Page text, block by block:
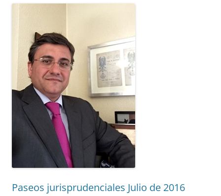
Paseos jurisprudenciales Julio de 2016